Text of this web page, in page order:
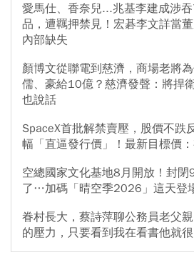
愛馬仕、香奈兒...兆基李建成涉
品，遭羈押禁見！宏碁李文詳當
內部缺失
顏博文從聯電到慈濟，商場老將
儒、豪給10億？慈濟發聲：將捍
也說話
SpaceX首批解禁賣壓，股價不跌
幅「直逼發行價」！最新目標價
空總國家文化基地8月開放！封閉
了…加碼「晴空季2026」這天登
眷村長大，蔡詩萍聊公務員老父
的壓力，只要看到我在看書他就